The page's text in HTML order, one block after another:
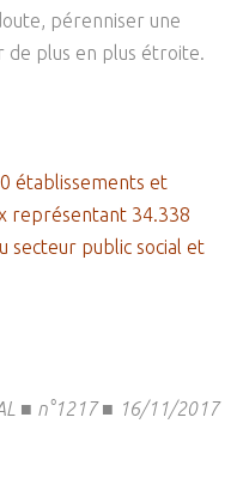
pérenniser une
de plus en plus étroite.
établissements et
représentant 34.338
secteur public social et
■ n°1217 ■ 16/11/2017